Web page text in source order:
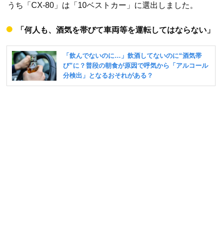
うち「CX-80」は「10ベストカー」に選出しました。
「何人も、酒気を帯びて車両等を運転してはならない」